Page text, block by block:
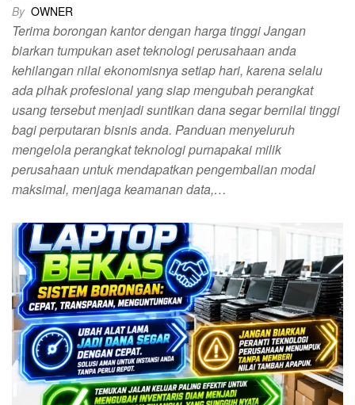
By OWNER
Terima borongan kantor dengan harga tinggi Jangan
biarkan tumpukan aset teknologi perusahaan anda
kehilangan nilai ekonomisnya setiap hari, karena selalu
ada pihak profesional yang siap mengubah perangkat
usang tersebut menjadi suntikan dana segar bernilai tinggi
bagi perputaran bisnis anda. Panduan menyeluruh
mengelola perangkat teknologi purnapakai milik
perusahaan untuk mendapatkan pengembalian modal
maksimal, menjaga keamanan data,…